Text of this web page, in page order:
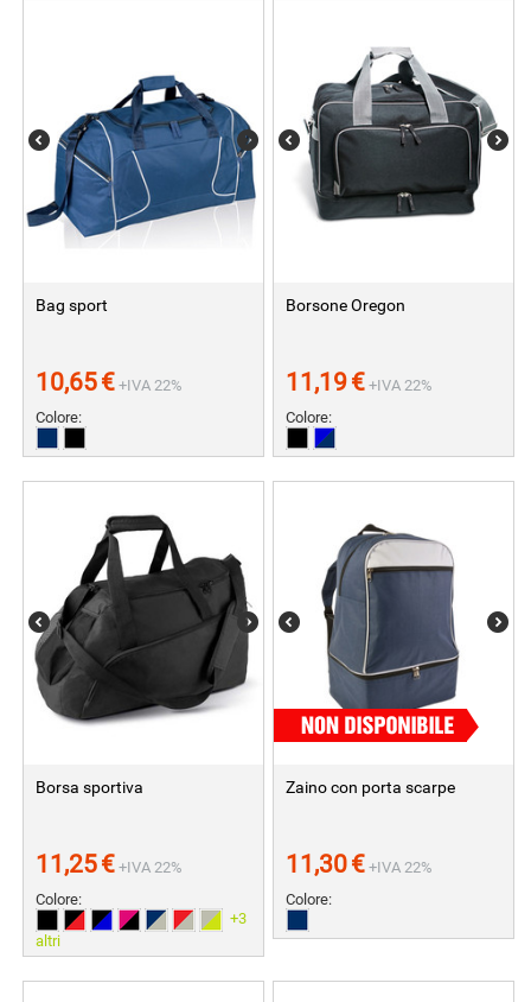
Bag sport
10,65€ +IVA 22%
Colore:
Borsone Oregon
11,19€ +IVA 22%
Colore:
Borsa sportiva
11,25€ +IVA 22%
Colore:
+3
altri
Zaino con porta scarpe
11,30€ +IVA 22%
Colore: